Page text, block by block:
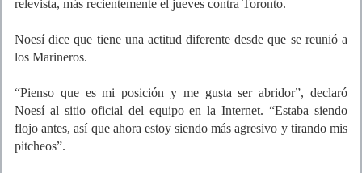
relevista, más recientemente el jueves contra Toronto.
Noesí dice que tiene una actitud diferente desde que se reunió a
los Marineros.
“Pienso que es mi posición y me gusta ser abridor”, declaró
Noesí al sitio oficial del equipo en la Internet. “Estaba siendo
flojo antes, así que ahora estoy siendo más agresivo y tirando mis
pitcheos”.